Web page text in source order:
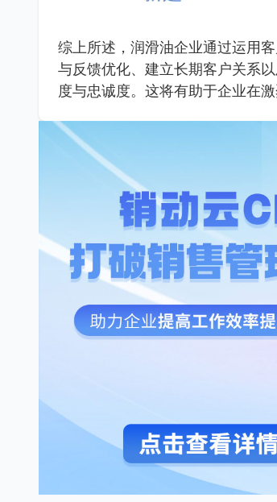
综上所述，润滑油企业通过运用
与反馈优化、建立长期客户关系
度与忠诚度。这将有助于企业在